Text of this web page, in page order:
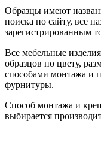
Образцы имеют
поиска по сайту, все
зарегистрированным
Все мебельные
образцов по цвету,
способами монтажа и
фурнитуры.
Способ монтажа и
выбирается